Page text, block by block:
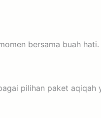
bersama buah hati.
pilihan paket